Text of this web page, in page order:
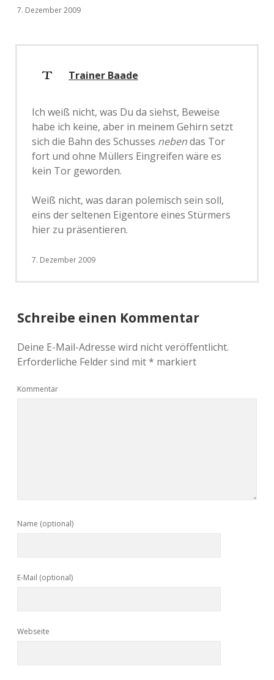
7. Dezember 2009
Trainer Baade
Ich weiß nicht, was Du da siehst, Beweise
habe ich keine, aber in meinem Gehirn setzt
sich die Bahn des Schusses nebendas Tor
fort und ohne Müllers Eingreifen wäre es
kein Tor geworden.
Weiß nicht, was daran polemisch sein soll,
eins der seltenen Eigentore eines Stürmers
hier zu präsentieren.
7. Dezember 2009
Schreibe einen Kommentar
Deine E-Mail-Adresse wird nicht veröffentlicht.
Erforderliche Felder sind mit* markiert
Kommentar
Name (optional)
E-Mail (optional)
Webseite